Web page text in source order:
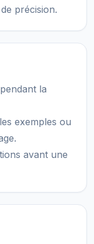
précision.
la
exemples ou
avant une